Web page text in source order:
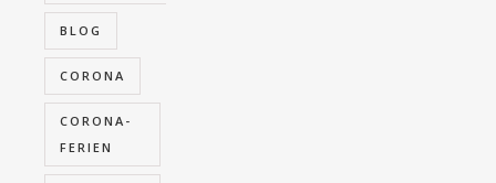
BLOG
CORONA
CORONA-
FERIEN